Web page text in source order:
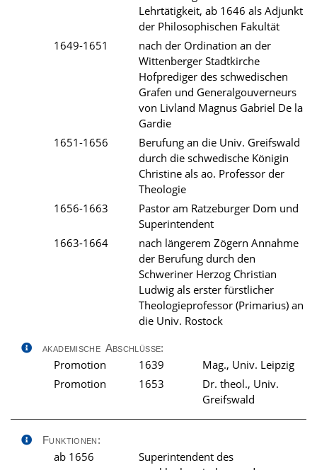
Lehrtätigkeit, ab 1646 als Adjunkt
der Philosophischen Fakultät
1649-1651
nach der Ordination an der
Wittenberger Stadtkirche
Hofprediger des schwedischen
Grafen und Generalgouverneurs
von Livland Magnus Gabriel De la
Gardie
1651-1656
Berufung an die Univ. Greifswald
durch die schwedische Königin
Christine als ao. Professor der
Theologie
1656-1663
Pastor am Ratzeburger Dom und
Superintendent
1663-1664
nach längerem Zögern Annahme
der Berufung durch den
Schweriner Herzog Christian
Ludwig als erster fürstlicher
Theologieprofessor (Primarius) an
die Univ. Rostock
akademische Abschlüsse:
Promotion 1639
Mag., Univ. Leipzig
Promotion
1653
Dr. theol., Univ.
Greifswald
Funktionen:
ab 1656
Superintendent des